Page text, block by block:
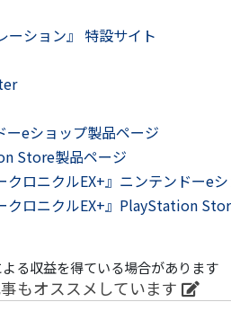
ーション』 特設サイト
ーeショップ製品ページ
Store製品ページ
クロニクルEX+』ニンテンドーe
クロニクルEX+』PlayStation
る収益を得ている場合があります
もオススメしています